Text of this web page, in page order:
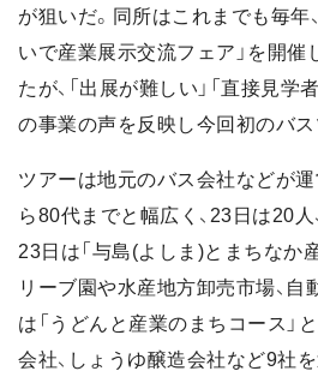
が狙いだ。同所はこれまでも毎年
いで産業展示交流フェア」を開催
たが、「出展が難しい」「直接見学
の事業の声を反映し今回初のバス
ツアーは地元のバス会社などが
ら80代までと幅広く、23日は20人
23日は「与島(よしま)とまちなか
リーブ園や水産地方卸売市場、自
は「うどんと産業のまちコース」
会社、しょうゆ醸造会社など9社